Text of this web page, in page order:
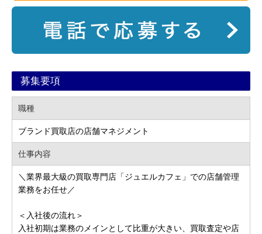
募集要項
職種
ブランド買取店の店舗マネジメント
仕事内容
＼業界最大級の買取専門店「ジュエルカフェ」での店舗管理
業務をお任せ／
＜入社後の流れ＞
入社初期は業務のメインとして比重が大きい、買取査定や店